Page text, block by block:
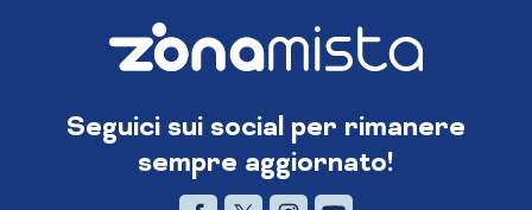
Seguici sui social per rimanere
sempre aggiornato!